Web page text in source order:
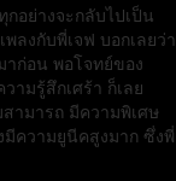
กอย่างจะกลับไปเป็น
ลงกับพี่เจฟ บอกเลยว่า
ก่อน พอโจทย์ของ
ามรู้สึกเศร้า ก็เลย
ามารถ มีความพิเศษ
มีความยูนีคสูงมาก ซึ่งพี่